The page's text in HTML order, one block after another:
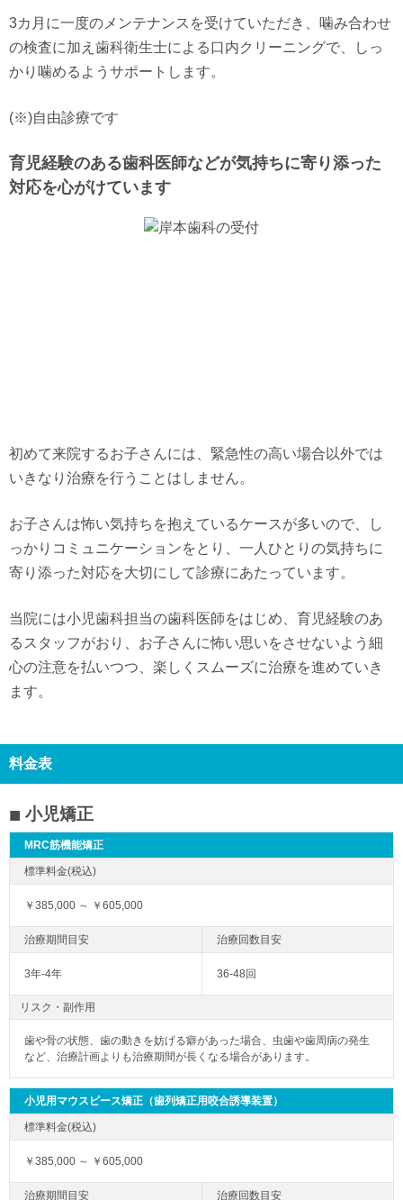
3カ月に一度のメンテナンスを受けていただき、噛み合わせ
の検査に加え歯科衛生士による口内クリーニングで、しっ
かり噛めるようサポートします。
(※)自由診療です
育児経験のある歯科医師などが気持ちに寄り添った
対応を心がけています
初めて来院するお子さんには、緊急性の高い場合以外では
いきなり治療を行うことはしません。
お子さんは怖い気持ちを抱えているケースが多いので、し
っかりコミュニケーションをとり、一人ひとりの気持ちに
寄り添った対応を大切にして診療にあたっています。
当院には小児歯科担当の歯科医師をはじめ、育児経験のあ
るスタッフがおり、お子さんに怖い思いをさせないよう細
心の注意を払いつつ、楽しくスムーズに治療を進めていき
ます。
料金表
小児矯正
MRC筋機能矯正
￥385,000 ～ ￥605,000
3年-4年 36-48回
リスク・副作用
歯や骨の状態、歯の動きを妨げる癖があった場合、虫歯や歯周病の発生
など、治療計画よりも治療期間が長くなる場合があります。
小児用マウスピース矯正（歯列矯正用咬合誘導装置）
￥385,000 ～ ￥605,000